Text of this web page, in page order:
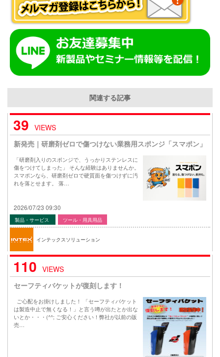
関連する記事
39 VIEWS
新発売｜研磨剤ゼロで傷つけない業務用スポンジ「スマポン」
「研磨剤入りのスポンジで、うっかりステンレスに
傷をつけてしまった」 そんな経験はありませんか。
スマポンなら、研磨剤ゼロで硬質面を傷つけずに汚
れを落とせます。 落…
2026/07/23 09:30
製品・サービス ツール・用具用品
インテックスソリューション
110 VIEWS
セーフティバケットが復刻します！
ご心配をお掛けしました！ 「セーフティバケット
は製造中止で無くなる！」と言う噂が出たとか出な
いとか・・・(^^; ご安心ください！弊社が以前の販
売…